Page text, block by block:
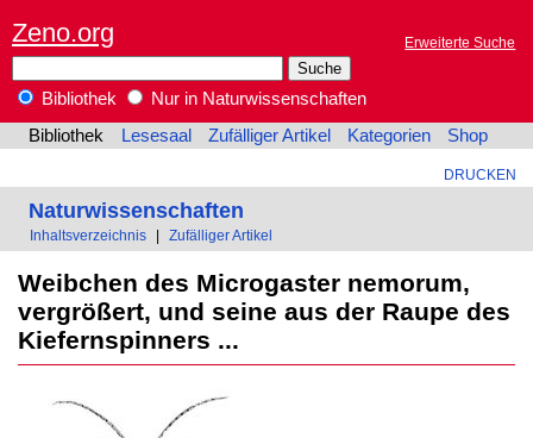
Zeno.org Erweiterte Suche
Bibliothek
Nur in Naturwissenschaften
Bibliothek
Lesesaal Zufälliger Artikel Kategorien Shop
DRUCKEN
Naturwissenschaften
Inhaltsverzeichnis Zufälliger Artikel
Weibchen des Microgaster nemorum,
vergrößert, und seine aus der Raupe des
Kiefernspinners ...